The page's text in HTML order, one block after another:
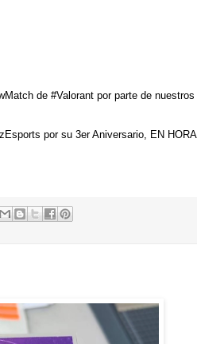
de #Valorant por parte de nuestros
por su 3er Aniversario, EN HORA